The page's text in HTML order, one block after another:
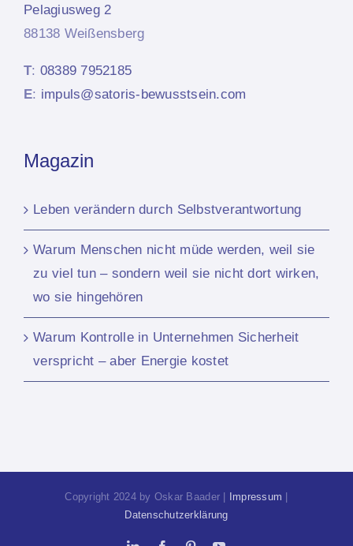
Pelagiusweg 2
88138 Weißensberg
T: 08389 7952185
E: impuls@satoris-bewusstsein.com
Magazin
Leben verändern durch Selbstverantwortung
Warum Menschen nicht müde werden, weil sie
zu viel tun – sondern weil sie nicht dort wirken,
wo sie hingehören
Warum Kontrolle in Unternehmen Sicherheit
verspricht – aber Energie kostet
Copyright 2024 by Oskar Baader | Impressum
Datenschutzerklärung